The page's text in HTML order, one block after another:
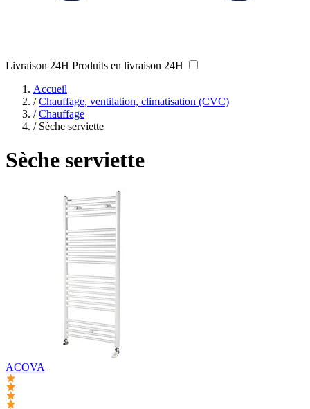
Livraison 24H Produits en livraison 24H
Accueil
/ Chauffage, ventilation, climatisation (CVC)
/ Chauffage
/ Sèche serviette
Sèche serviette
ACOVA